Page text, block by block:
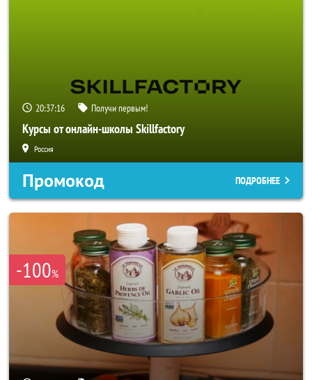
20:37:14 Получи первым!
Курсы от онлайн-школы Skillfactory
Россия
Промокод ПОДРОБНЕЕ
-100%